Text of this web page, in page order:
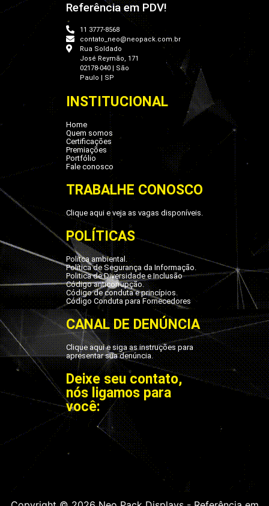
Referência em PDV!
11 3777-8568
contato_neo@neopack.com.br
Rua Soldado
José Reymão, 171
02178-040 | São
Paulo | SP
INSTITUCIONAL
Home
Quem somos
Certificações
Premiações
Portfólio
Fale conosco
TRABALHE CONOSCO
Clique aqui e veja as vagas disponíveis.
POLÍTICAS
Polítca ambiental.
Política de Segurança da Informação.
Politica de Diversidade e Inclusão
Código anticorrupção.
Código de conduta e princípios.
Código Conduta para Fornecedores
CANAL DE DENÚNCIA
Clique aqui e siga as instruções para
apresentar sua denúncia.
Deixe seu contato,
nós ligamos para
você: